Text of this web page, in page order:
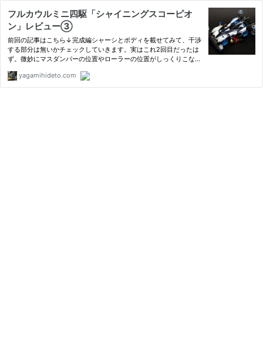
フルカウルミニ四駆「シャイニングスコーピオ
ン」レビュー③
前回の記事はこちら↓完成編シャーシとボディを載せてみて、干渉
する部分は無いかチェックしていきます。実はこれ2回目だったは
ず。微妙にマスダンパーの位置やローラーの位置がしっくりこなく
yagamihideto.com